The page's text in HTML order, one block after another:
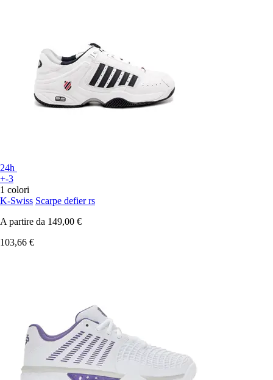
24h
+-3
1 colori
K-Swiss Scarpe defier rs
A partire da 149,00 €
103,66 €